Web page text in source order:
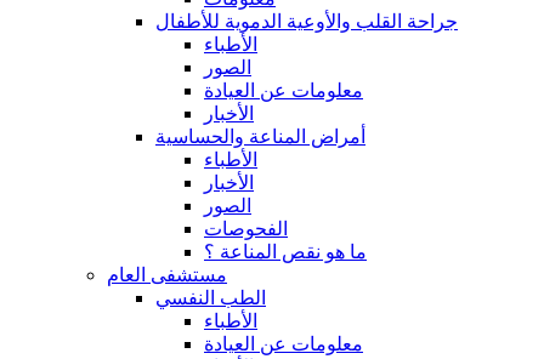
جراحة القلب والأوعية الدموية للأطفال
الأطباء
الصور
معلومات عن العيادة
الأخبار
أمراض المناعة والحساسية
الأطباء
الأخبار
الصور
الفحوصات
ما هو نقص المناعة ؟
مستشفى العام
الطب النفسي
الأطباء
معلومات عن العيادة